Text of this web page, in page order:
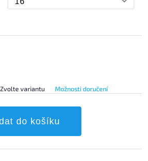
Zvolte variantu Možnosti doručení
do košíku